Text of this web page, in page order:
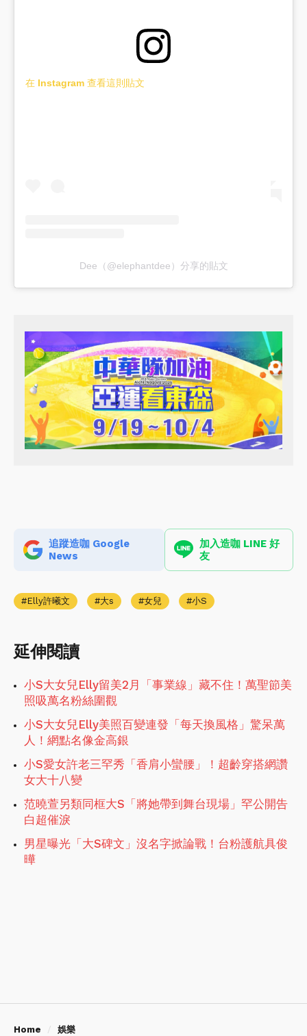
在 Instagram 查看這則貼文
Dee（@elephantdee）分享的貼文
追蹤造咖 Google
News
加入造咖 LINE 好
友
Elly許曦文 大s 女兒 小S
延伸閱讀
小S大女兒Elly留美2月「事業線」藏不住！萬聖節美
照吸萬名粉絲圍觀
小S大女兒Elly美照百變連發「每天換風格」驚呆萬
人！網點名像金高銀
小S愛女許老三罕秀「香肩小蠻腰」！超齡穿搭網讚
女大十八變
范曉萱另類同框大S「將她帶到舞台現場」罕公開告
白超催淚
男星曝光「大S碑文」沒名字掀論戰！台粉護航具俊
曄
Home 娛樂